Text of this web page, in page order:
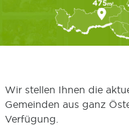
Wir stellen Ihnen die
Gemeinden aus ganz
Verfügung.